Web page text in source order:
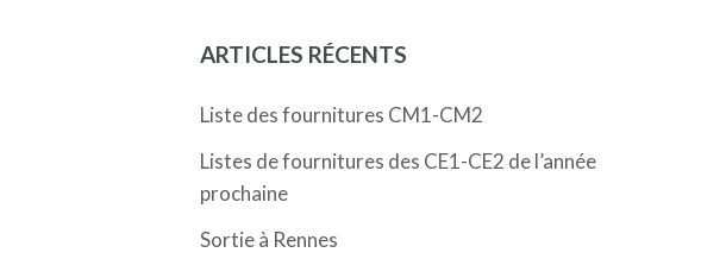
ARTICLES RÉCENTS
Liste des fournitures CM1-CM2
Listes de fournitures des CE1-CE2 de l’année
prochaine
Sortie à Rennes